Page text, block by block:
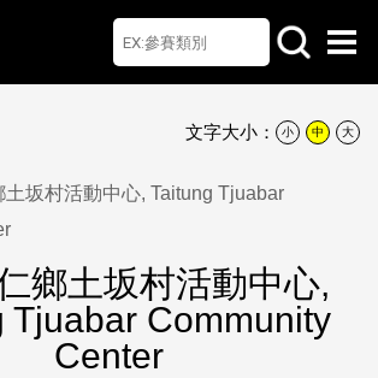
首頁 檔案下載 Q&A
聯絡我們 English
文字大小： 小 中 大
土坂村活動中心, Taitung Tjuabar
鄉土坂村活動中心,
Tjuabar Community
Center